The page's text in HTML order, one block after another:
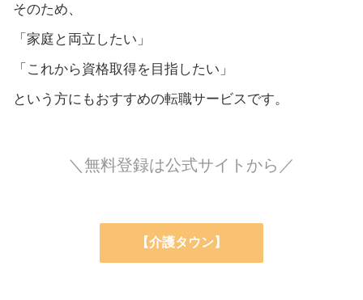
そのため、
「家庭と両立したい」
「これから資格取得を目指したい」
という方にもおすすめの転職サービスです。
＼無料登録は公式サイトから／
【介護タウン】